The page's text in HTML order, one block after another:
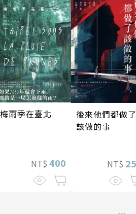
梅雨季在臺北
NT$ 400
後來他們都做了
該做的事
NT$